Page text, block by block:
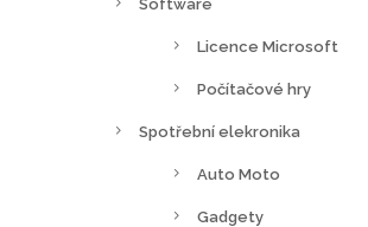
Software
Licence Microsoft
Počítačové hry
Spotřební elekronika
Auto Moto
Gadgety